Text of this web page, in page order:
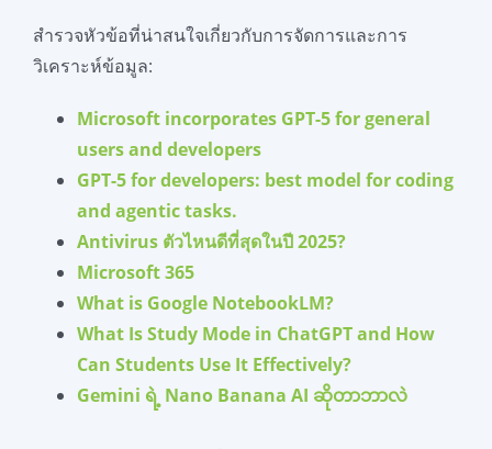
สำรวจหัวข้อที่น่าสนใจเกี่ยวกับการจัดการและการ
วิเคราะห์ข้อมูล:
Microsoft incorporates GPT-5 for general
users and developers
GPT-5 for developers: best model for coding
and agentic tasks.
Antivirus ตัวไหนดีที่สุดในปี 2025?
Microsoft 365
What is Google NotebookLM?
What Is Study Mode in ChatGPT and How
Can Students Use It Effectively?
Gemini ရဲ့ Nano Banana AI ဆိုတာဘာလဲ